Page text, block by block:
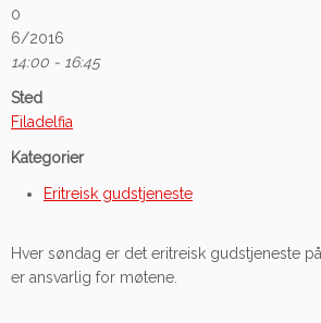
0
6/2016
14:00 - 16:45
Sted
Filadelfia
Kategorier
Eritreisk gudstjeneste
Hver søndag er det eritreisk gudstjeneste
er ansvarlig for møtene.